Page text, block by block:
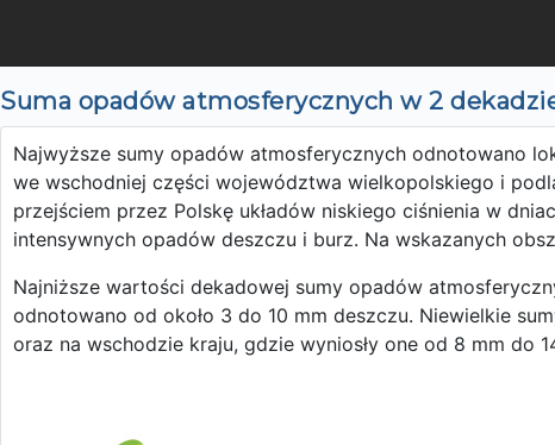
Suma opadów atmosferycznych w 2
Najwyższe sumy opadów atmosferycznych odnotowano
we wschodniej części województwa wielkopolskiego i
przejściem przez Polskę układów niskiego ciśnienia w
intensywnych opadów deszczu i burz. Na wskazanych
Najniższe wartości dekadowej sumy opadów
odnotowano od około 3 do 10 mm deszczu. Niewielkie
oraz na wschodzie kraju, gdzie wyniosły one od 8 mm do